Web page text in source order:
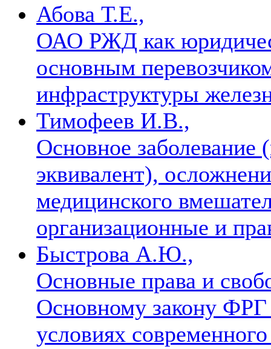
Абова Т.Е.,
ОАО РЖД как
основным
инфраструктуры
Тимофеев И.В.,
Основное заболевание
эквивалент),
медицинского
организационные и
Быстрова А.Ю.,
Основные права и
Основному закону ФРГ
условиях